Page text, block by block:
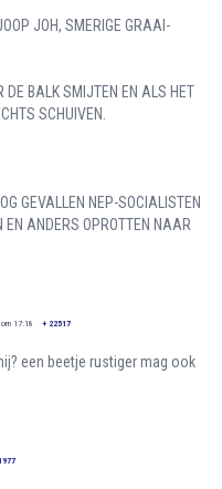
JOH, SMERIGE GRAAI-
DE BALK SMIJTEN EN ALS HET
SCHUIVEN.
GEVALLEN NEP-SOCIALISTEN
EN ANDERS OPROTTEN NAAR
17:18 + 22517
een beetje rustiger mag ook